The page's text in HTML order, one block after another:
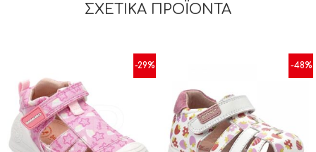
ΣΧΕΤΙΚΆ ΠΡΟΪΌΝΤΑ
-29% -48%